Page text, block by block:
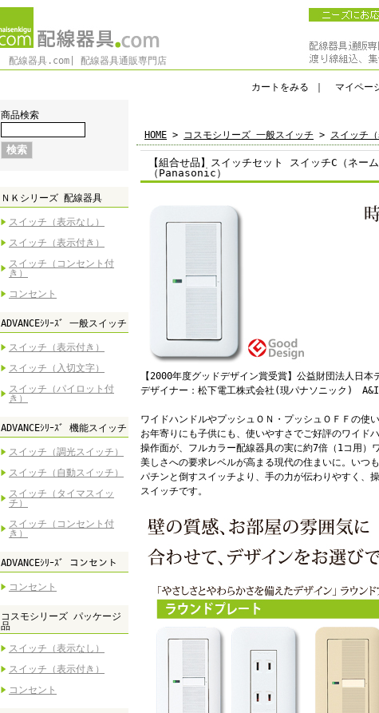
配線器具.com| 配線器具通販専門店
カートをみる マイペー
商品検索
ＮＫシリーズ 配線器具
スイッチ（表示なし）
スイッチ（表示付き）
スイッチ（コンセント付
き）
コンセント
ADVANCEｼﾘｰｽﾞ 一般スイッチ
スイッチ（表示付き）
スイッチ（入切文字）
スイッチ（パイロット付
き）
ADVANCEｼﾘｰｽﾞ 機能スイッチ
スイッチ（調光スイッチ）
スイッチ（自動スイッチ）
スイッチ（タイマスイッ
チ）
スイッチ（コンセント付
き）
ADVANCEｼﾘｰｽﾞ コンセント
コンセント
コスモシリーズ パッケージ
品
スイッチ（表示なし）
スイッチ（表示付き）
コンセント
HOME > コスモシリーズ 一般スイッチ > スイッチ（
【組合せ品】スイッチセット スイッチC（ネー
（Panasonic）
【2000年度グッドデザイン賞受賞】公益財団法人日本
デザイナー：松下電工株式会社(現パナソニック)
ワイドハンドルやプッシュＯＮ・プッシュＯＦＦの使
お年寄りにも子供にも、使いやすさでご好評のワイド
操作面が、フルカラー配線器具の実に約7倍（1コ用）
美しさへの要求レベルが高まる現代の住まいに。いつ
パチンと倒すスイッチより、手の力が伝わりやすく、
スイッチです。